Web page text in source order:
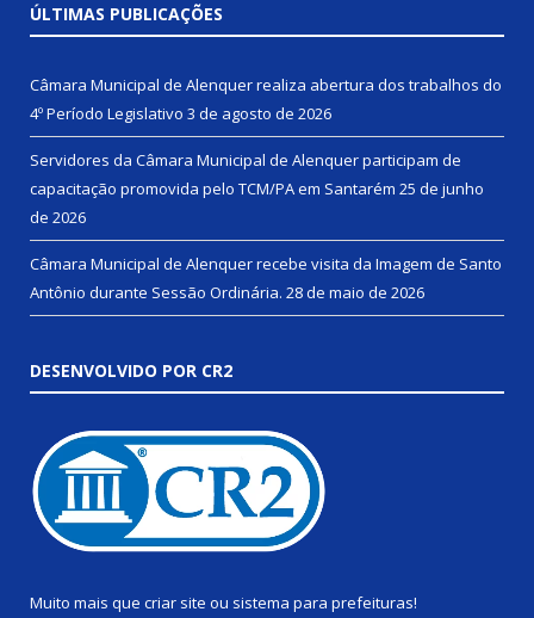
ÚLTIMAS PUBLICAÇÕES
Câmara Municipal de Alenquer realiza abertura dos trabalhos do
4º Período Legislativo 3 de agosto de 2026
Servidores da Câmara Municipal de Alenquer participam de
capacitação promovida pelo TCM/PA em Santarém 25 de junho
de 2026
Câmara Municipal de Alenquer recebe visita da Imagem de Santo
Antônio durante Sessão Ordinária. 28 de maio de 2026
DESENVOLVIDO POR CR2
Muito mais que criar site ou sistema para prefeituras!